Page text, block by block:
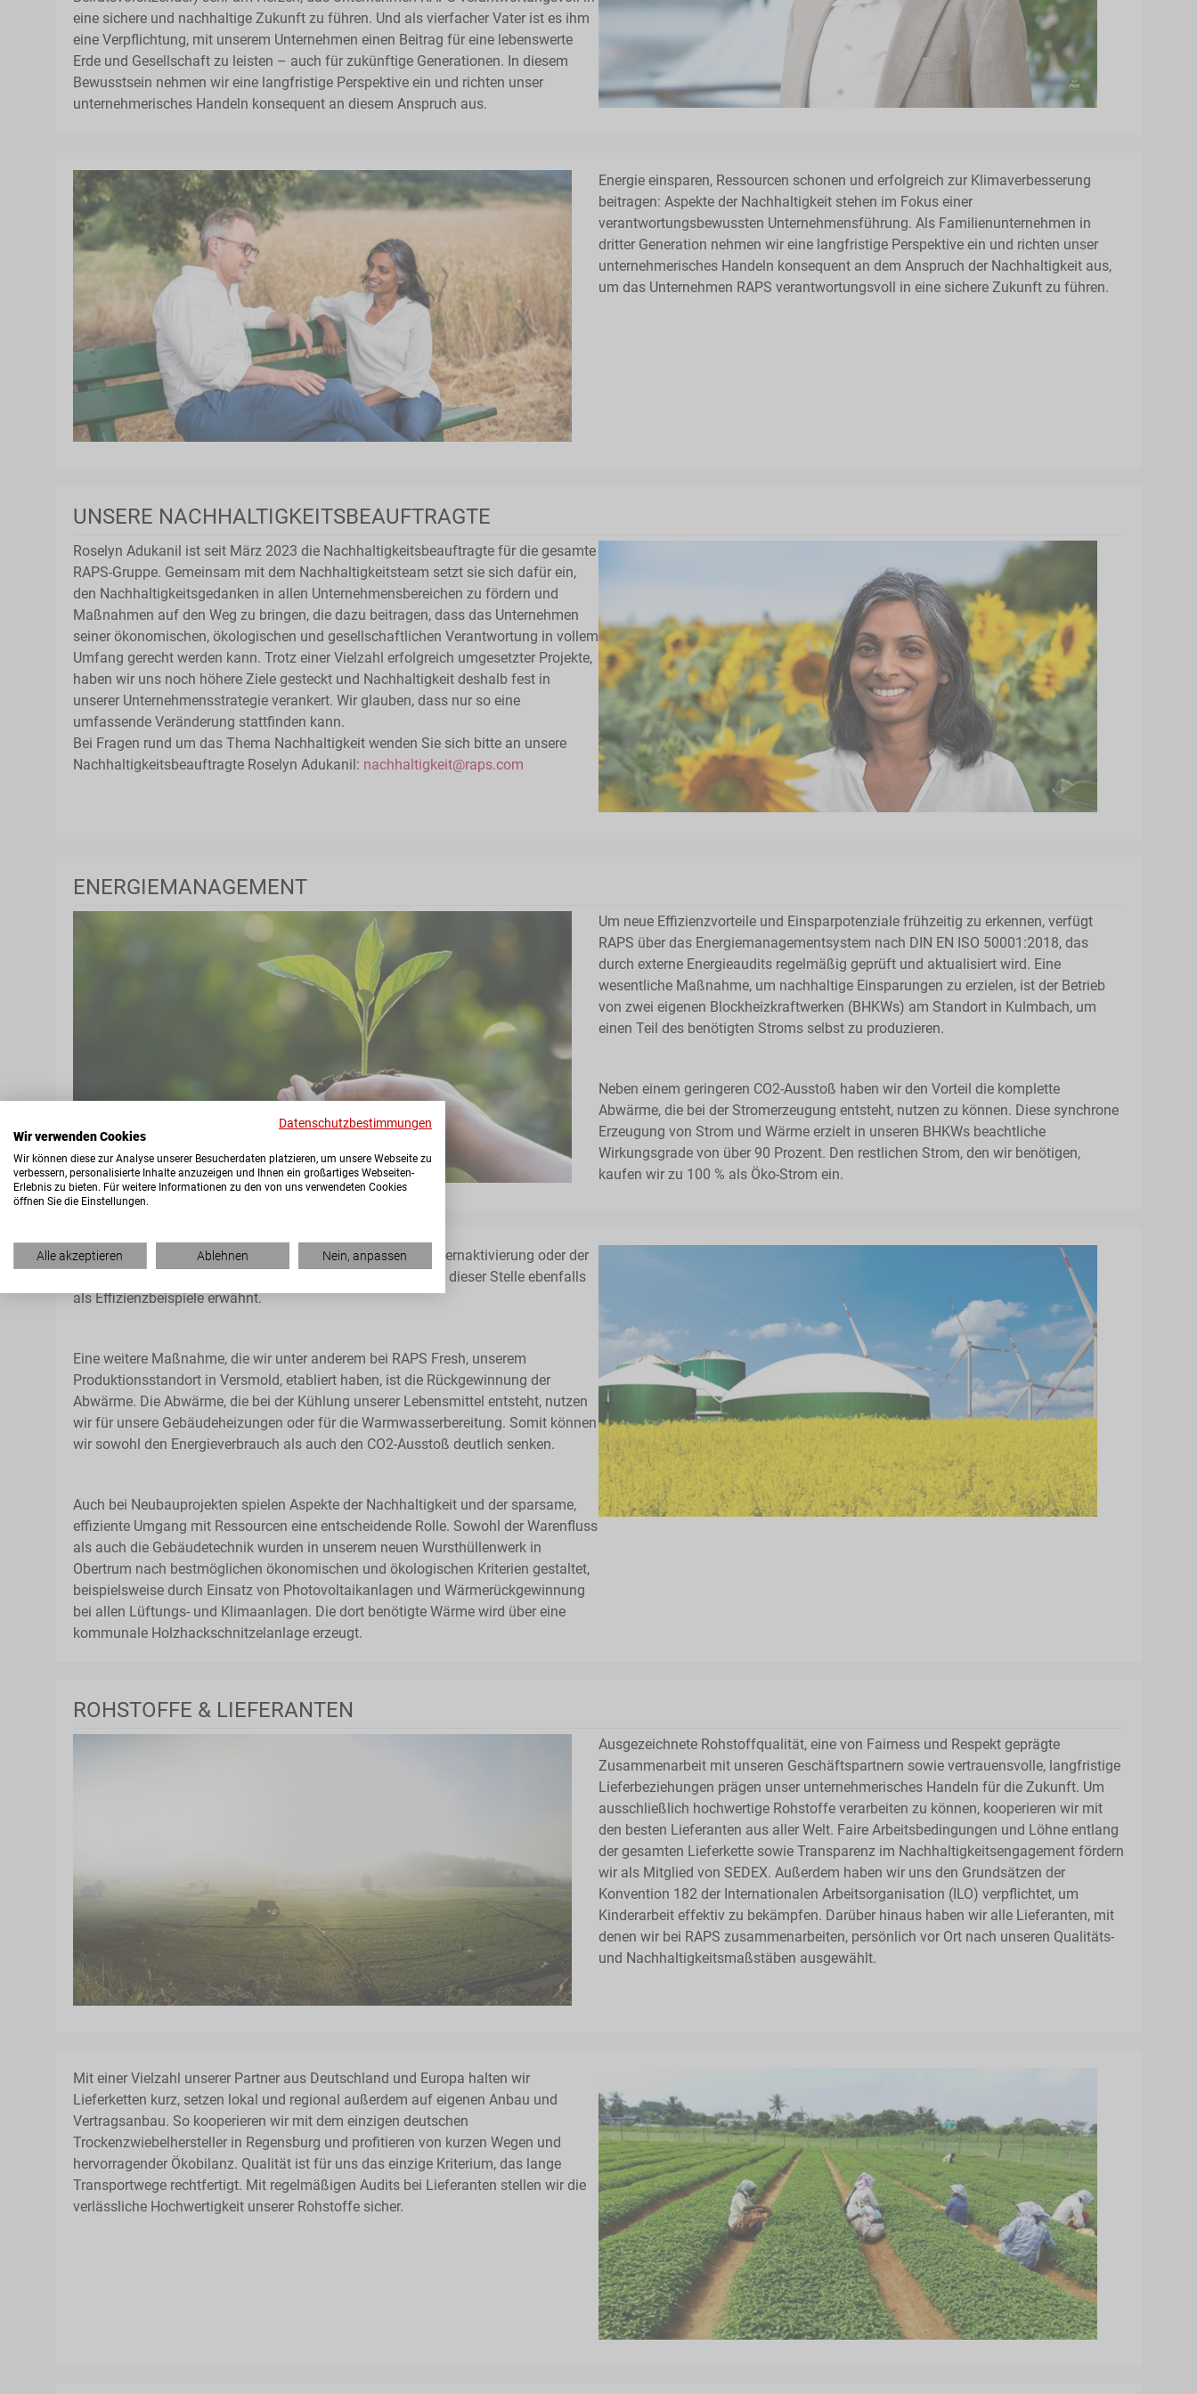
eine sichere und nachhaltige Zukunft zu führen. Und als vierfacher Vater ist es ihm
eine Verpflichtung, mit unserem Unternehmen einen Beitrag für eine lebenswerte
Erde und Gesellschaft zu leisten – auch für zukünftige Generationen. In diesem
Bewusstsein nehmen wir eine langfristige Perspektive ein und richten unser
unternehmerisches Handeln konsequent an diesem Anspruch aus.
Energie einsparen, Ressourcen schonen und erfolgreich zur Klimaverbesserung
beitragen: Aspekte der Nachhaltigkeit stehen im Fokus einer
verantwortungsbewussten Unternehmensführung. Als Familienunternehmen in
dritter Generation nehmen wir eine langfristige Perspektive ein und richten unser
unternehmerisches Handeln konsequent an dem Anspruch der Nachhaltigkeit aus,
um das Unternehmen RAPS verantwortungsvoll in eine sichere Zukunft zu führen.
UNSERE NACHHALTIGKEITSBEAUFTRAGTE
Roselyn Adukanil ist seit März 2023 die Nachhaltigkeitsbeauftragte für die gesamte
RAPS-Gruppe. Gemeinsam mit dem Nachhaltigkeitsteam setzt sie sich dafür ein,
den Nachhaltigkeitsgedanken in allen Unternehmensbereichen zu fördern und
Maßnahmen auf den Weg zu bringen, die dazu beitragen, dass das Unternehmen
seiner ökonomischen, ökologischen und gesellschaftlichen Verantwortung in vollem
Umfang gerecht werden kann. Trotz einer Vielzahl erfolgreich umgesetzter Projekte,
haben wir uns noch höhere Ziele gesteckt und Nachhaltigkeit deshalb fest in
unserer Unternehmensstrategie verankert. Wir glauben, dass nur so eine
umfassende Veränderung stattfinden kann.
Bei Fragen rund um das Thema Nachhaltigkeit wenden Sie sich bitte an unsere
Nachhaltigkeitsbeauftragte Roselyn Adukanil: nachhaltigkeit@raps.com
ENERGIEMANAGEMENT
Um neue Effizienzvorteile und Einsparpotenziale frühzeitig zu erkennen, verfügt
RAPS über das Energiemanagementsystem nach DIN EN ISO 50001:2018, das
durch externe Energieaudits regelmäßig geprüft und aktualisiert wird. Eine
wesentliche Maßnahme, um nachhaltige Einsparungen zu erzielen, ist der Betrieb
von zwei eigenen Blockheizkraftwerken (BHKWs) am Standort in Kulmbach, um
einen Teil des benötigten Stroms selbst zu produzieren.
Neben einem geringeren CO2-Ausstoß haben wir den Vorteil die komplette
Abwärme, die bei der Stromerzeugung entsteht, nutzen zu können. Diese synchrone
Erzeugung von Strom und Wärme erzielt in unseren BHKWs beachtliche
Wirkungsgrade von über 90 Prozent. Den restlichen Strom, den wir benötigen,
kaufen wir zu 100 % als Öko-Strom ein.
Die Temperierung des neuen Lagergebäudes mittels Betonkernaktivierung oder der
Betrieb der Lüftungssysteme mit Niedertemperatur seien an dieser Stelle ebenfalls
als Effizienzbeispiele erwähnt.
Eine weitere Maßnahme, die wir unter anderem bei RAPS Fresh, unserem
Produktionsstandort in Versmold, etabliert haben, ist die Rückgewinnung der
Abwärme. Die Abwärme, die bei der Kühlung unserer Lebensmittel entsteht, nutzen
wir für unsere Gebäudeheizungen oder für die Warmwasserbereitung. Somit können
wir sowohl den Energieverbrauch als auch den CO2-Ausstoß deutlich senken.
Auch bei Neubauprojekten spielen Aspekte der Nachhaltigkeit und der sparsame,
effiziente Umgang mit Ressourcen eine entscheidende Rolle. Sowohl der Warenfluss
als auch die Gebäudetechnik wurden in unserem neuen Wursthüllenwerk in
Obertrum nach bestmöglichen ökonomischen und ökologischen Kriterien gestaltet,
beispielsweise durch Einsatz von Photovoltaikanlagen und Wärmerückgewinnung
bei allen Lüftungs- und Klimaanlagen. Die dort benötigte Wärme wird über eine
kommunale Holzhackschnitzelanlage erzeugt.
ROHSTOFFE & LIEFERANTEN
Ausgezeichnete Rohstoffqualität, eine von Fairness und Respekt geprägte
Zusammenarbeit mit unseren Geschäftspartnern sowie vertrauensvolle, langfristige
Lieferbeziehungen prägen unser unternehmerisches Handeln für die Zukunft. Um
ausschließlich hochwertige Rohstoffe verarbeiten zu können, kooperieren wir mit
den besten Lieferanten aus aller Welt. Faire Arbeitsbedingungen und Löhne entlang
der gesamten Lieferkette sowie Transparenz im Nachhaltigkeitsengagement fördern
wir als Mitglied von SEDEX. Außerdem haben wir uns den Grundsätzen der
Konvention 182 der Internationalen Arbeitsorganisation (ILO) verpflichtet, um
Kinderarbeit effektiv zu bekämpfen. Darüber hinaus haben wir alle Lieferanten, mit
denen wir bei RAPS zusammenarbeiten, persönlich vor Ort nach unseren Qualitäts-
und Nachhaltigkeitsmaßstäben ausgewählt.
Mit einer Vielzahl unserer Partner aus Deutschland und Europa halten wir
Lieferketten kurz, setzen lokal und regional außerdem auf eigenen Anbau und
Vertragsanbau. So kooperieren wir mit dem einzigen deutschen
Trockenzwiebelhersteller in Regensburg und profitieren von kurzen Wegen und
hervorragender Ökobilanz. Qualität ist für uns das einzige Kriterium, das lange
Transportwege rechtfertigt. Mit regelmäßigen Audits bei Lieferanten stellen wir die
verlässliche Hochwertigkeit unserer Rohstoffe sicher.
Datenschutzbestimmungen
Wir verwenden Cookies
Wir können diese zur Analyse unserer Besucherdaten platzieren, um unsere Webseite zu
verbessern, personalisierte Inhalte anzuzeigen und Ihnen ein großartiges Webseiten-
Erlebnis zu bieten. Für weitere Informationen zu den von uns verwendeten Cookies
öffnen Sie die Einstellungen.
Alle akzeptieren Ablehnen Nein, anpassen